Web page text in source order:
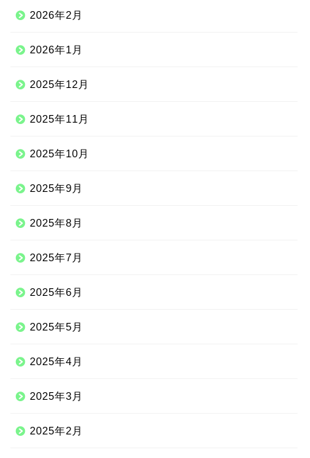
2026年2月
2026年1月
2025年12月
2025年11月
2025年10月
2025年9月
2025年8月
2025年7月
2025年6月
2025年5月
2025年4月
2025年3月
2025年2月